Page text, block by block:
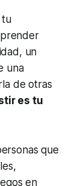
tu
un
una
de otras
es tu
que
en